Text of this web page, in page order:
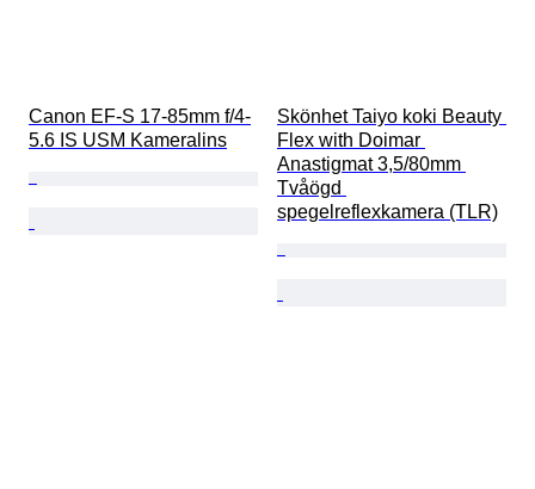
Canon EF-S 17-85mm f/4-
5.6 IS USM Kameralins
Skönhet Taiyo koki Beauty
Flex with Doimar
Anastigmat 3,5/80mm
Tvåögd
spegelreflexkamera (TLR)